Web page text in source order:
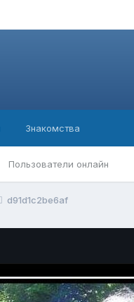
Пользователи онлайн
Знакомства
d91d1c2be6af